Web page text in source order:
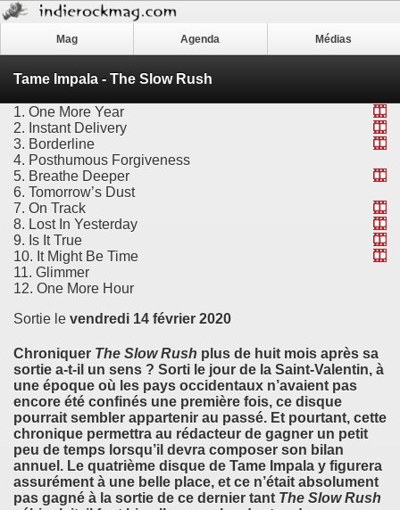
Mag Agenda Médias
Tame Impala - The Slow Rush
1. One More Year
2. Instant Delivery
3. Borderline
4. Posthumous Forgiveness
5. Breathe Deeper
6. Tomorrow’s Dust
7. On Track
8. Lost In Yesterday
9. Is It True
10. It Might Be Time
11. Glimmer
12. One More Hour
Sortie le vendredi 14 février 2020
Chroniquer The Slow Rush plus de huit mois après sa
sortie a-t-il un sens ? Sorti le jour de la Saint-Valentin, à
une époque où les pays occidentaux n’avaient pas
encore été confinés une première fois, ce disque
pourrait sembler appartenir au passé. Et pourtant, cette
chronique permettra au rédacteur de gagner un petit
peu de temps lorsqu’il devra composer son bilan
annuel. Le quatrième disque de Tame Impala y figurera
assurément à une belle place, et ce n’était absolument
pas gagné à la sortie de ce dernier tant The Slow Rush